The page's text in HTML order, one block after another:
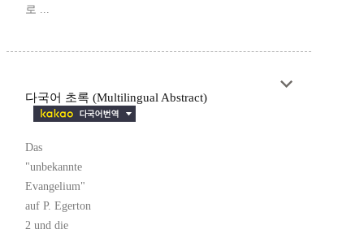
로 ...
다국어 초록 (Multilingual Abstract)
Das
"unbekannte
Evangelium"
auf P. Egerton
2 und die